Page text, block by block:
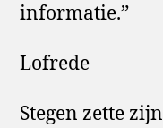
informatie.”
Lofrede
Stegen zette